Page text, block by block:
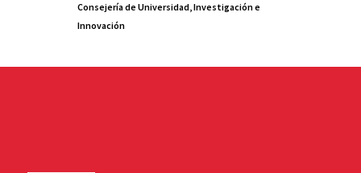
Consejería de Universidad, Investigación e
Innovación